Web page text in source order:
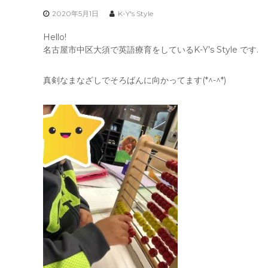
2020年5月1日 K-Y's Style
Hello!
名古屋市中区大須で英語療育をしているK-Y’s Style です.
真剣なまなざしでそろばんに向かってます(*^-^*)